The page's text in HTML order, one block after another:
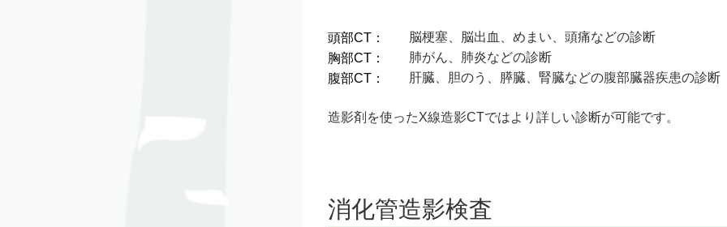
頭部CT：
脳梗塞、脳出血、めまい、頭痛などの診断
胸部CT：
肺がん、肺炎などの診断
腹部CT：
肝臓、胆のう、膵臓、腎臓などの腹部臓器疾患の診断
造影剤を使ったX線造影CTではより詳しい診断が可能です。
消化管造影検査